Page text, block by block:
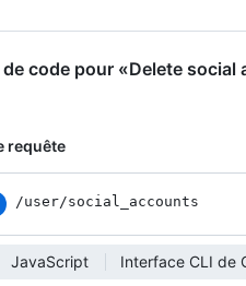
de code pour «Delete
requête
/user/social_accounts
JavaScript Interface CLI de